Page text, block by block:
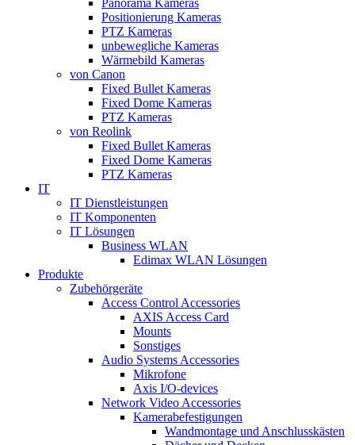
Panorama Kameras
Positionierung Kameras
PTZ Kameras
unbewegliche Kameras
Wärmebild Kameras
von Canon
Fixed Bullet Kameras
Fixed Dome Kameras
PTZ Kameras
von Reolink
Fixed Bullet Kameras
Fixed Dome Kameras
PTZ Kameras
IT
IT Dienstleistungen
IT Komponenten
IT Lösungen
Business WLAN
Edimax WLAN Lösungen
Produkte
Zubehörgeräte
Access Control Accessories
AXIS Access Card
Mounts
Sonstiges
Audio Systems Accessories
Mikrofone
Axis I/O-devices
Network Video Accessories
Kamerabefestigungen
Wandmontage und Anschlusskästen